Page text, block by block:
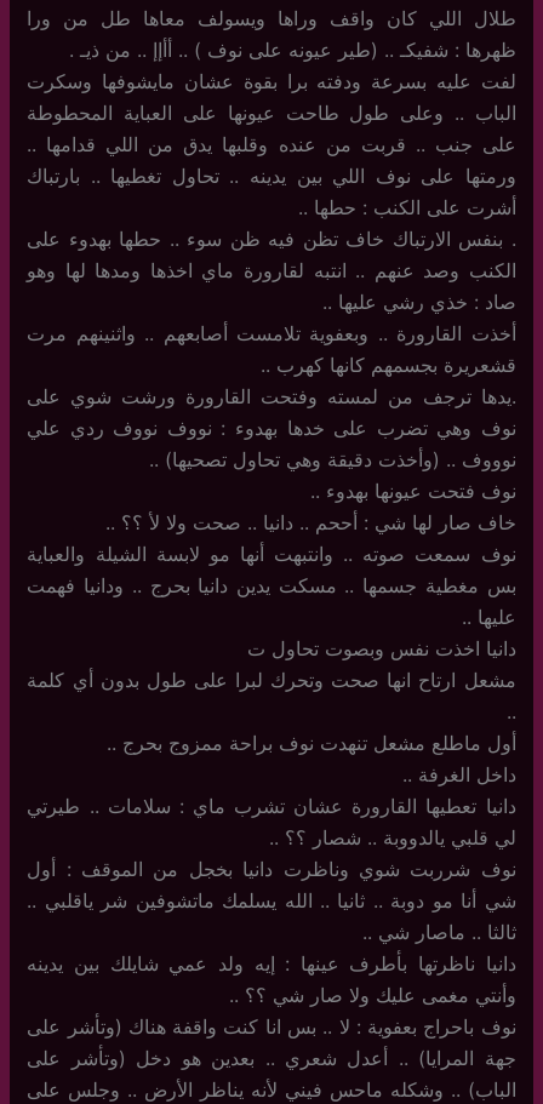
طلال اللي كان واقف وراها ويسولف معاها طل من ورا
ظهرها : شفيكـ .. (طير عيونه على نوف ) .. أأإإ .. من ذيـ .
لفت عليه بسرعة ودفته برا بقوة عشان مايشوفها وسكرت
الباب .. وعلى طول طاحت عيونها على العباية المحطوطة
على جنب .. قربت من عنده وقلبها يدق من اللي قدامها ..
ورمتها على نوف اللي بين يدينه .. تحاول تغطيها .. بارتباك
أشرت على الكنب : حطها ..
. بنفس الارتباك خاف تظن فيه ظن سوء .. حطها بهدوء على
الكنب وصد عنهم .. انتبه لقارورة ماي اخذها ومدها لها وهو
صاد : خذي رشي عليها ..
أخذت القارورة .. وبعفوية تلامست أصابعهم .. واثنينهم مرت
قشعريرة بجسمهم كانها كهرب ..
.يدها ترجف من لمسته وفتحت القارورة ورشت شوي على
نوف وهي تضرب على خدها بهدوء : نووف نووف ردي علي
نوووف .. (وأخذت دقيقة وهي تحاول تصحيها) ..
نوف فتحت عيونها بهدوء ..
خاف صار لها شي : أححم .. دانيا .. صحت ولا لأ ؟؟ ..
نوف سمعت صوته .. وانتبهت أنها مو لابسة الشيلة والعباية
بس مغطية جسمها .. مسكت يدين دانيا بحرج .. ودانيا فهمت
عليها ..
دانيا اخذت نفس وبصوت تحاول ت
مشعل ارتاح انها صحت وتحرك لبرا على طول بدون أي كلمة
..
أول ماطلع مشعل تنهدت نوف براحة ممزوج بحرج ..
داخل الغرفة ..
دانيا تعطيها القارورة عشان تشرب ماي : سلامات .. طيرتي
لي قلبي يالدووبة .. شصار ؟؟ ..
نوف شرربت شوي وناظرت دانيا بخجل من الموقف : أول
شي أنا مو دوبة .. ثانيا .. الله يسلمك ماتشوفين شر ياقلبي ..
ثالثا .. ماصار شي ..
دانيا ناظرتها بأطرف عينها : إيه ولد عمي شايلك بين يدينه
وأنتي مغمى عليك ولا صار شي ؟؟ ..
نوف باحراج بعفوية : لا .. بس انا كنت واقفة هناك (وتأشر على
جهة المرايا) .. أعدل شعري .. بعدين هو دخل (وتأشر على
الباب) .. وشكله ماحس فيني لأنه يناظر الأرض .. وجلس على